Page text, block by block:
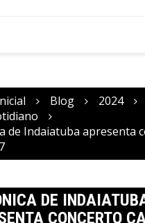
Blog 2024
de Indaiatuba apresenta
DE
CONCERTO